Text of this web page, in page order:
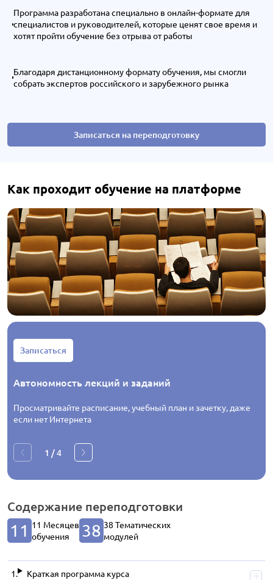
Программа разработана специально в онлайн-формате для
специалистов и руководителей, которые ценят свое время и
хотят пройти обучение без отрыва от работы
Благодаря дистанционному формату обучения, мы смогли
собрать экспертов российского и зарубежного рынка
Записаться на переподготовку
Как проходит обучение на платформе
Записаться
Автономность лекций и заданий
Просматривайте расписание, учебный план и зачетку, даже
если нет Интернета
1 /4
Содержание переподготовки
11 11 Месяцев
обучения
38 38 Тематических
модулей
Краткая программа курса